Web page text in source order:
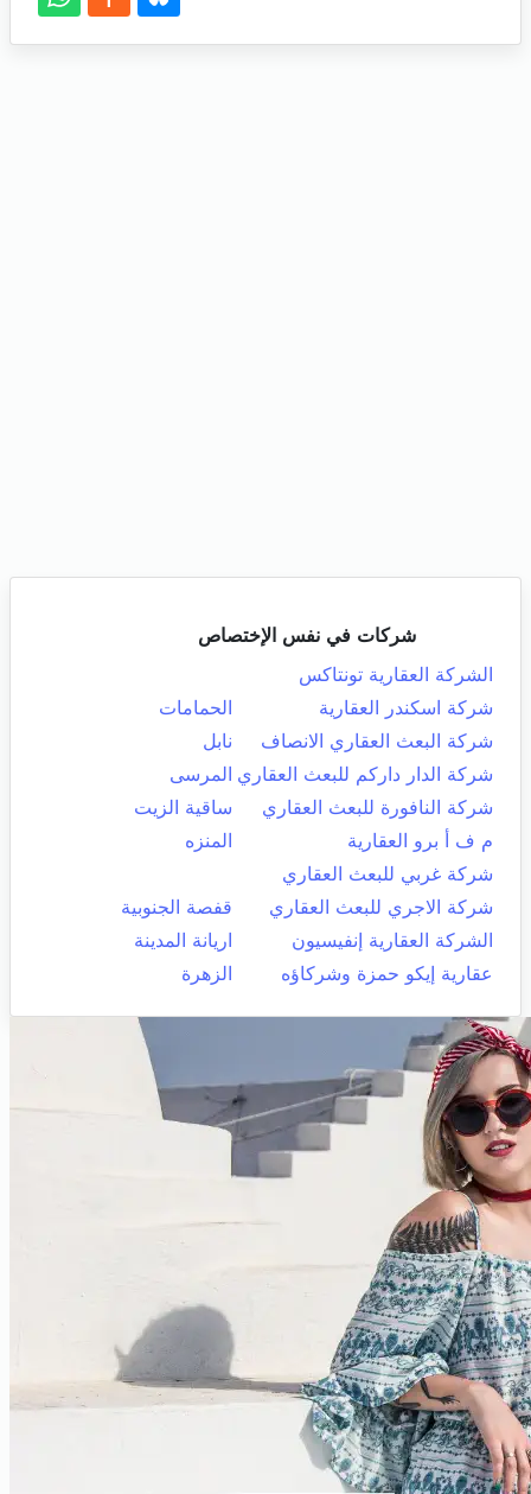
شركات في نفس الإختصاص
الشركة العقارية تونتاكس
شركة اسكندر العقارية
الحمامات
شركة البعث العقاري الانصاف
نابل
شركة الدار داركم للبعث العقاري المرسى
شركة النافورة للبعث العقاري
ساقية الزيت
م ف أ برو العقارية
المنزه
شركة غربي للبعث العقاري
شركة الاجري للبعث العقاري
قفصة الجنوبية
الشركة العقارية إنفيسيون
اريانة المدينة
عقارية إيكو حمزة وشركاؤه
الزهرة